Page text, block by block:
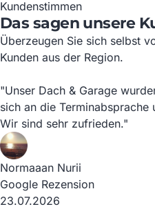
Kundenstimmen
Das sagen unsere
Überzeugen Sie sich selbst
Kunden aus der Region.
"Unser Dach & Garage
sich an die
Wir sind sehr zufrieden."
Normaaan Nurii
Google Rezension
23.07.2026